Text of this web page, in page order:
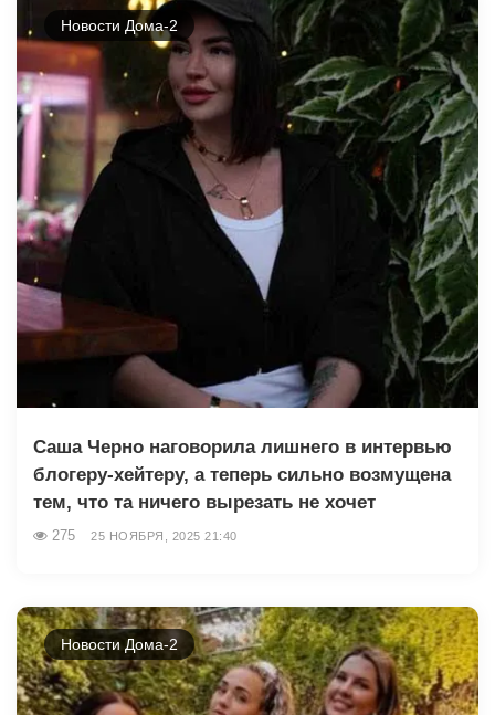
Новости Дома-2
Саша Чepнo наговорила лишнего в интервью
блогеру-хейтеру, а теперь сильно возмущена
тем, что та ничего вырезать не хочет
275 25 НОЯБРЯ, 2025 21:40
Новости Дома-2